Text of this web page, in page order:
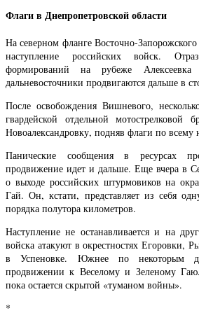
Флаги в Днепропетровской области
На северном фланге Восточно-
наступление российских войск.
формирований на рубеже
дальневосточники продвигаются дальше в
После освобождения Вишневого,
гвардейской отдельной
Новоалександровку, подняв флаги по всему
Панические сообщения в ресурсах
продвижение идет и дальше. Еще вчера в
о выходе российских штурмовиков на
Гай. Он, кстати, представляет из себя
порядка полутора километров.
Наступление не останавливается и на
войска атакуют в окрестностях Егоровки,
в Успеновке. Южнее по некоторым
продвижении к Веселому и Зеленому
пока остается скрытой «туманом войны».
*